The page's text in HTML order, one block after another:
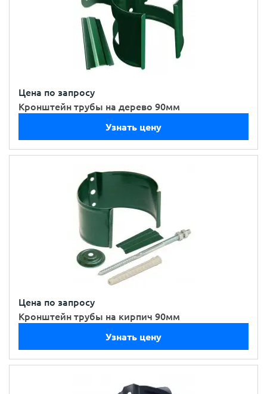
Цена по запросу
Кронштейн трубы на дерево 90мм
Узнать цену
Цена по запросу
Кронштейн трубы на кирпич 90мм
Узнать цену